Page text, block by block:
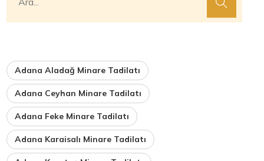
Adana Aladağ Minare Tadilatı
Adana Ceyhan Minare Tadilatı
Adana Feke Minare Tadilatı
Adana Karaisalı Minare Tadilatı